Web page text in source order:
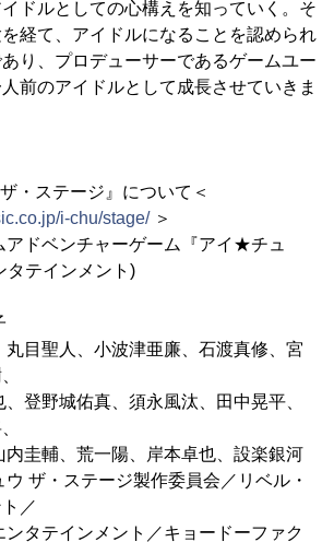
ドルとしての心構えを知っていく。そ
経て、アイドルになることを認められ
り、プロデューサーであるゲームユー
前のアイドルとして成長させていきま
・ステージ』について＜
i-chu/stage/＞
アドベンチャーゲーム『アイ★チュ
タテインメント)
丸目聖人、小波津亜廉、石渡真修、宮
野城佑真、須永風汰、田中晃平、
輔、荒一陽、岸本卓也、設楽銀河
ザ・ステージ製作委員会／リベル・
／
テインメント／キョードーファク